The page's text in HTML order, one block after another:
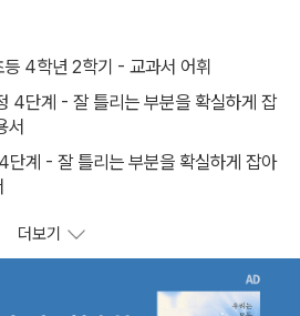
4학년 2학기 - 교과서 어휘
4단계 - 잘 틀리는 부분을 확실하게 잡
서
단계 - 잘 틀리는 부분을 확실하게 잡아
더보기